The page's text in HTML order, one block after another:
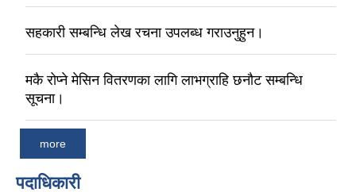
सहकारी सम्बन्धि लेख रचना उपलब्ध गराउनुहुन।
मकै रोप्ने मेसिन वितरणका लागि लाभग्राहि छनौट सम्बन्धि
सूचना।
more
पदाधिकारी